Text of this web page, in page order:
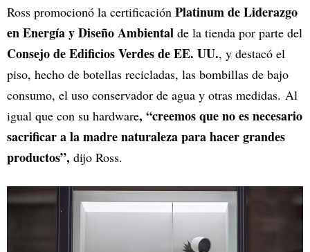
Ross promocionó la certificación Platinum de Liderazgo
en Energía y Diseño Ambiental de la tienda por parte del
Consejo de Edificios Verdes de EE. UU., y destacó el
piso, hecho de botellas recicladas, las bombillas de bajo
consumo, el uso conservador de agua y otras medidas. Al
igual que con su hardware, “creemos que no es necesario
sacrificar a la madre naturaleza para hacer grandes
productos”, dijo Ross.